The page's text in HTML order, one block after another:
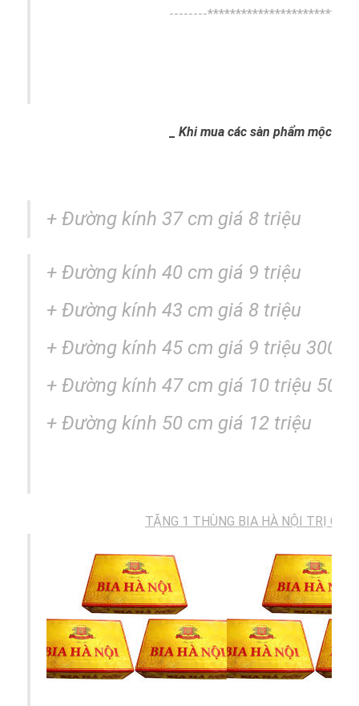
--------
Khi mua các sàn phẩm mộc
+ Đường kính 37 cm giá 8 triệu
+ Đường kính 40 cm giá 9 triệu
+ Đường kính 43 cm giá 8 triệu
+ Đường kính 45 cm giá 9 triệu 300k
+ Đường kính 47 cm giá 10 triệu 500k
+ Đường kính 50 cm giá 12 triệu
TẶNG 1 THÙNG BIA HÀ NỘI TRỊ GIÁ: